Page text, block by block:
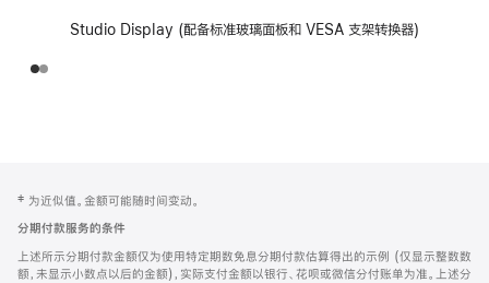
Studio Display (配备标准玻璃面板和 VESA 支架转换器)
页
页
脚
注
‡ 为近似值。金额可能随时间变动。
分期付款服务的条件
上述所示分期付款金额仅为使用特定期数免息分期付款估算得出的示例 (仅显示整数数
额，未显示小数点以后的金额)，实际支付金额以银行、花呗或微信分付账单为准。上述分